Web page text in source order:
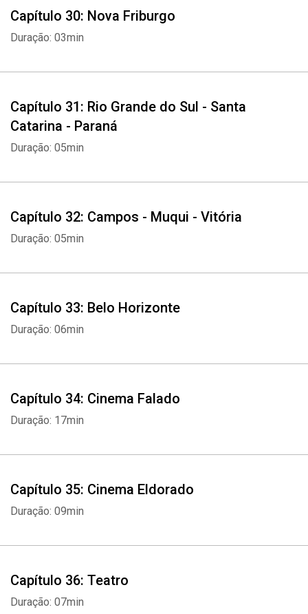
Capítulo 30: Nova Friburgo
Duração: 03min
Capítulo 31: Rio Grande do Sul - Santa
Catarina - Paraná
Duração: 05min
Capítulo 32: Campos - Muqui - Vitória
Duração: 05min
Capítulo 33: Belo Horizonte
Duração: 06min
Capítulo 34: Cinema Falado
Duração: 17min
Capítulo 35: Cinema Eldorado
Duração: 09min
Capítulo 36: Teatro
Duração: 07min